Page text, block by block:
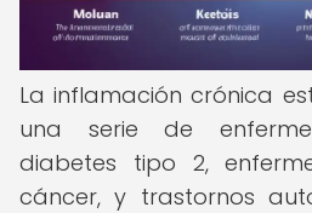
La inflamación crónica
una serie de
diabetes tipo 2,
cáncer, y trastornos